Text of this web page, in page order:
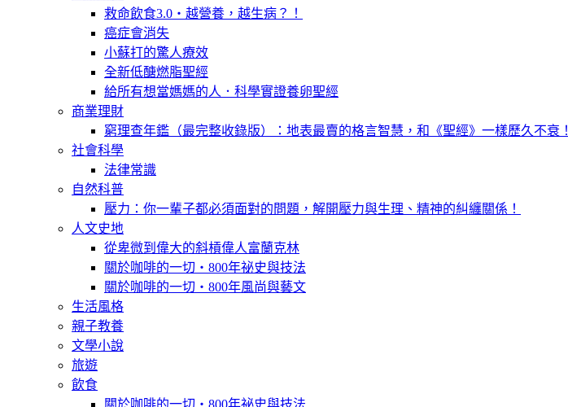
救命飲食3.0‧越營養，越生病？！
癌症會消失
小蘇打的驚人療效
全新低醣燃脂聖經
給所有想當媽媽的人．科學實證養卵聖經
商業理財
窮理查年鑑（最完整收錄版）：地表最賣的格言智慧，和《聖經》一樣歷久不衰！
社會科學
法律常識
自然科普
壓力：你一輩子都必須面對的問題，解開壓力與生理、精神的糾纏關係！
人文史地
從卑微到偉大的斜槓偉人富蘭克林
關於咖啡的一切‧800年祕史與技法
關於咖啡的一切‧800年風尚與藝文
生活風格
親子教養
文學小說
旅遊
飲食
關於咖啡的一切‧800年祕史與技法